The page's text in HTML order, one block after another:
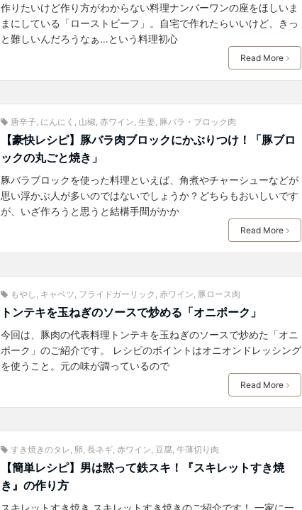
作りたいけど作り方がわからない料理ナンバーワンの座をほしいま
まにしている「ローストビーフ」。自宅で作れたらいいけど、きっ
と難しいんだろうなぁ…という料理初心
Read More
唐辛子, にんにく 山椒 赤ワイン 生姜, 豚バラ・ブロック肉
【豪快レシピ】豚バラ肉ブロックにかぶりつけ！「豚ブロ
ックの丸ごと焼き」
豚バラブロックを使った料理といえば、角煮やチャーシューなどが
思い浮かぶ人が多いのではないでしょうか？どちらもおいしいです
が、いざ作ろうと思うと結構手間がかか
Read More
もやし , キャベツ, フライドガーリック , 赤ワイン, 豚ロース肉
トンテキを玉ねぎのソースで炒める「オニポーク」
今回は、豚肉の代表料理トンテキを玉ねぎのソースで炒めた「オニ
ポーク」のご紹介です。 レシピのポイントはオニオンドレッシング
を使うこと。元の味が調っているので
Read More
すき焼きのタレ 卵 長ネギ, 赤ワイン 豆腐, 牛薄切り肉
【簡単レシピ】男は黙って鉄スキ！『スキレットすき焼
き』の作り方
スキレットすき焼き スキレットすき焼きのご紹介です！ 一家に一